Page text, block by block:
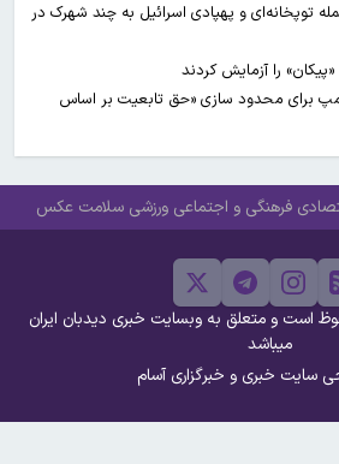
توپخانه‌ای و پهپادی اسرائیل به چند شهرک در
«پیکان» را آزمایش کردند
برای محدود سازی «حق تابعیت بر اساس
فرهنگی و اجتماعی ورزشی سلامت عکس
است و متعلق به وبسایت خبری دیدبان ایران
میباشد
سایت خبری و خبرگزاری آسام